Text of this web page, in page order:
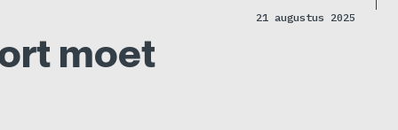
21 augustus 2025
moet